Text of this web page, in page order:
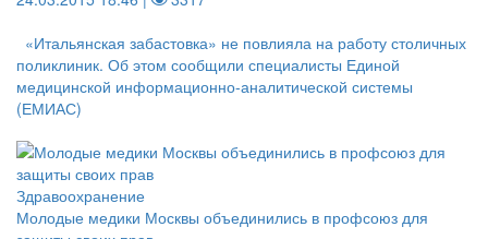
«Итальянская забастовка» не повлияла на работу столичных
поликлиник. Об этом сообщили специалисты Единой
медицинской информационно-аналитической системы
(ЕМИАС)
Здравоохранение
Молодые медики Москвы объединились в профсоюз для